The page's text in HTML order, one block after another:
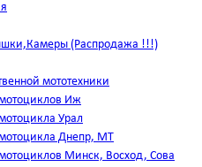
(Распродажа !!!)
мототехники
Иж
Урал
Днепр, МТ
Минск, Восход, Сова